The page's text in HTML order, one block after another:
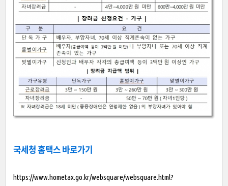
국세청 홈택스 바로가기
https://www.hometax.go.kr/websquare/websquare.html?